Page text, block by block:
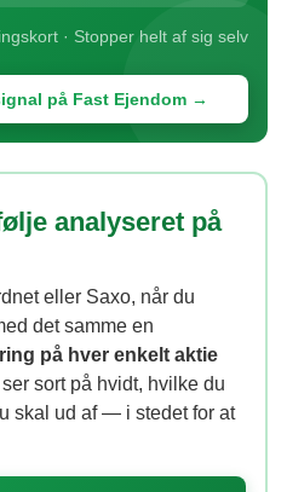
· Stopper helt af sig selv
på Fast Ejendom →
analyseret på
eller Saxo, når du
det samme en
på hver enkelt aktie
sort på hvidt, hvilke du
skal ud af — i stedet for at